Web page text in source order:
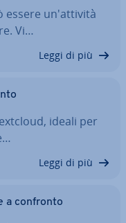
essere un'at­ti­vi­tà
Vi…
Leggi di più
ideali per
Leggi di più
a confronto